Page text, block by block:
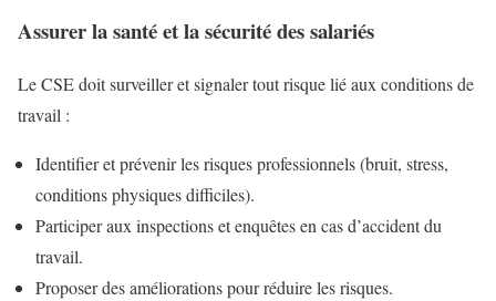
Assurer la santé et la sécurité des salariés
Le CSE doit surveiller et signaler tout risque lié aux conditions de
travail :
Identifier et prévenir les risques professionnels (bruit, stress,
conditions physiques difficiles).
Participer aux inspections et enquêtes en cas d’accident du
travail.
Proposer des améliorations pour réduire les risques.